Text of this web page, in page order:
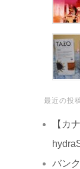
最近の投
【カ
バン